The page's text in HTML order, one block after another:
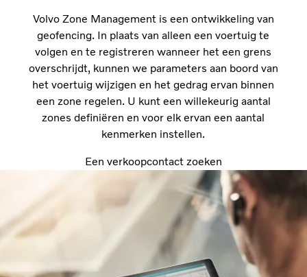
Volvo Zone Management is een ontwikkeling van
geofencing. In plaats van alleen een voertuig te
volgen en te registreren wanneer het een grens
overschrijdt, kunnen we parameters aan boord van
het voertuig wijzigen en het gedrag ervan binnen
een zone regelen. U kunt een willekeurig aantal
zones definiëren en voor elk ervan een aantal
kenmerken instellen.
Een verkoopcontact zoeken